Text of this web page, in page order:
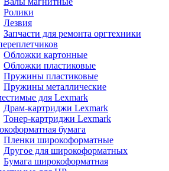
Ролики
Лезвия
Запчасти для ремонта оргтехники
Обложки картонные
Обложки пластиковые
Пружины пластиковые
Пружины металлические
для Lexmark
Драм-картриджи Lexmark
Тонер-картриджи Lexmark
бумага
Пленки широкоформатные
Другое для широкоформатных
Бумага широкоформатная